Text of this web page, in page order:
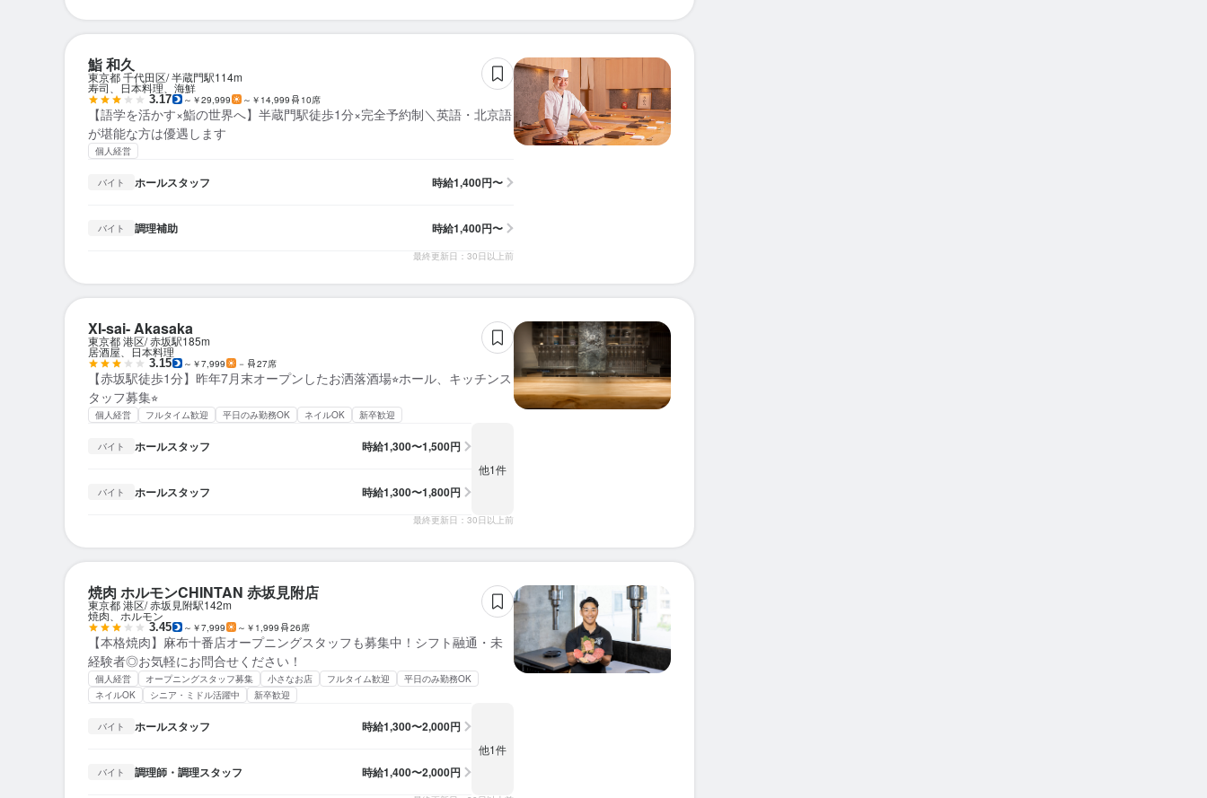
鮨 和久
東京都 千代田区 半蔵門駅114m
寿司、日本料理、海鮮
3.17 ～￥29,999 ～￥14,999 10席
【語学を活かす×鮨の世界へ】半蔵門駅徒歩1分×完全予約制＼英語・北京語
が堪能な方は優遇します
個人経営
バイト ホールスタッフ 時給1,400円〜
バイト 調理補助 時給1,400円〜
最終更新日：30日以上前
XI-sai- Akasaka
東京都 港区 赤坂駅185m
居酒屋、日本料理
3.15 ～￥7,999 － 27席
【赤坂駅徒歩1分】昨年7月末オープンしたお洒落酒場⭐︎ホール、キッチンス
タッフ募集⭐︎
個人経営 フルタイム歓迎 平日のみ勤務OK ネイルOK 新卒歓迎
バイト ホールスタッフ 時給1,300〜1,500円
バイト ホールスタッフ 時給1,300〜1,800円
他1件
最終更新日：30日以上前
焼肉 ホルモンCHINTAN 赤坂見附店
東京都 港区 赤坂見附駅142m
焼肉、ホルモン
3.45 ～￥7,999 ～￥1,999 26席
【本格焼肉】麻布十番店オープニングスタッフも募集中！シフト融通・未
経験者◎お気軽にお問合せください！
個人経営 オープニングスタッフ募集 小さなお店 フルタイム歓迎
平日のみ勤務OK
ネイルOK
シニア・ミドル活躍中 新卒歓迎
バイト ホールスタッフ 時給1,300〜2,000円
バイト 調理師・調理スタッフ 時給1,400〜2,000円
他1件